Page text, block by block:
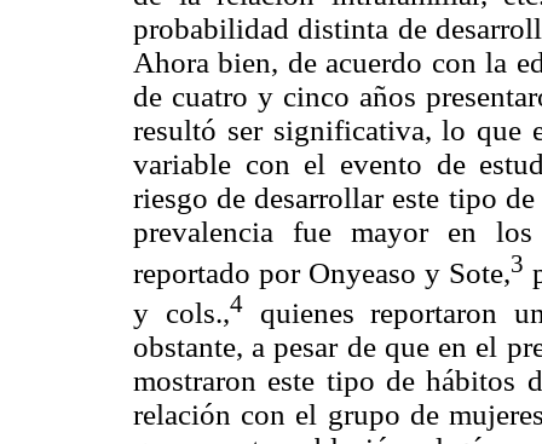
probabilidad distinta de
Ahora bien, de acuerdo con la
de cuatro y cinco años
resultó ser significativa, lo que
variable con el evento de
riesgo de desarrollar este tipo
prevalencia fue mayor en
reportado por Onyeaso y Sote,3
y cols.,4quienes reportaron
obstante, a pesar de que en el
mostraron este tipo de hábitos
relación con el grupo de